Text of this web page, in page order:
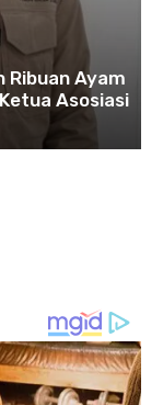
Ribuan Ayam
Asosiasi